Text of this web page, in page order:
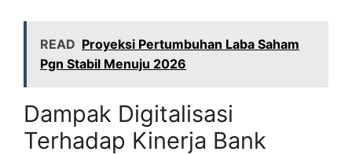
READ Proyeksi Pertumbuhan Laba Saham
Pgn Stabil Menuju 2026
Dampak Digitalisasi
Terhadap Kinerja Bank